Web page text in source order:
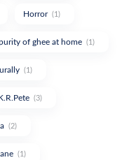
Horror (1)
of ghee at home (1)
(1)
(3)
(2)
(1)